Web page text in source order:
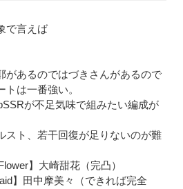
で言えば
があるのではづきさんがあるので
トは一番強い。
が不足気味で組みたい編成が
スト、若干回復が足りないのが難
】大崎甜花（完凸）
】田中摩美々（できれば完全